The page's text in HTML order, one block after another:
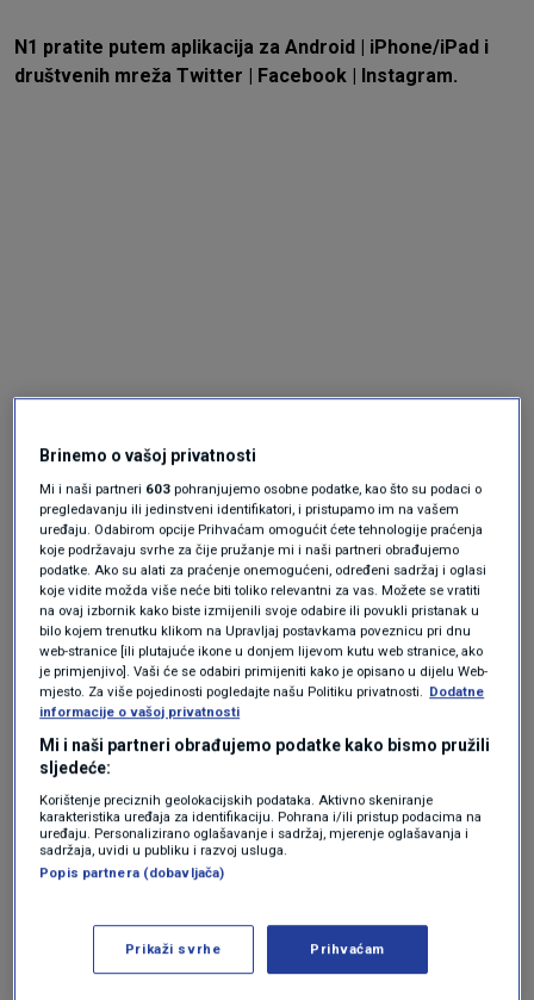
N1 pratite putem aplikacija za Android iPhone/iPad i
društvenih mreža Twitter Facebook Instagram.
N1 pratite putem aplikacija zaAndroid iPhone/iPad
društvenih mrežaTwitter
Brinemo o vašoj privatnosti
Mi i naši partneri 603 pohranjujemo osobne podatke, kao što su podaci o
pregledavanju ili jedinstveni identifikatori, i pristupamo im na vašem
uređaju. Odabirom opcije Prihvaćam omogućit ćete tehnologije praćenja
koje podržavaju svrhe za čije pružanje mi i naši partneri obrađujemo
podatke. Ako su alati za praćenje onemogućeni, određeni sadržaj i oglasi
koje vidite možda više neće biti toliko relevantni za vas. Možete se vratiti
na ovaj izbornik kako biste izmijenili svoje odabire ili povukli pristanak u
bilo kojem trenutku klikom na Upravljaj postavkama poveznicu pri dnu
web-stranice [ili plutajuće ikone u donjem lijevom kutu web stranice, ako
je primjenjivo]. Vaši će se odabiri primijeniti kako je opisano u dijelu Web-
mjesto. Za više pojedinosti pogledajte našu Politiku privatnosti. Dodatne
informacije o vašoj privatnosti
Mi i naši partneri obrađujemo podatke kako bismo pružili
sljedeće:
Korištenje preciznih geolokacijskih podataka. Aktivno skeniranje
karakteristika uređaja za identifikaciju. Pohrana i/ili pristup podacima na
uređaju. Personalizirano oglašavanje i sadržaj, mjerenje oglašavanja i
sadržaja, uvidi u publiku i razvoj usluga.
Popis partnera (dobavljača)
Prikaži svrhe Prihvaćam